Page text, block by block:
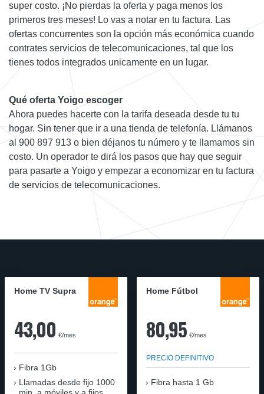
super costo. ¡No pierdas la oferta y paga menos los
primeros tres meses! Lo vas a notar en tu factura. Las
ofertas concurrentes son la opción más económica cuando
contrates servicios de telecomunicaciones, tal que los
tienes todos integrados unicamente en un lugar.
Qué oferta Yoigo escoger
Ahora puedes hacerte con la tarifa deseada desde tu tu
hogar. Sin tener que ir a una tienda de telefonía. Llámanos
al 900 897 913 o bien déjanos tu número y te llamamos sin
costo. Un operador te dirá los pasos que hay que seguir
para pasarte a Yoigo y empezar a economizar en tu factura
de servicios de telecomunicaciones.
Home TV Supra
43,00 €/mes
Fibra 1Gb
Llamadas desde fijo 1000
Home Fútbol
80,95 €/mes
PRECIO DEFINITIVO
Fibra hasta 1 Gb